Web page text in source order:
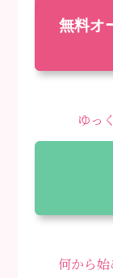
無料オ
ゆっ
何から